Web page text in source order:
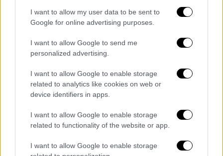
I want to allow my user data to be sent to
Google for online advertising purposes.
I want to allow Google to send me
personalized advertising.
I want to allow Google to enable storage
related to analytics like cookies on web or
device identifiers in apps.
I want to allow Google to enable storage
related to functionality of the website or app.
I want to allow Google to enable storage
Θα υπάρξει δεύτερη ταινία «Superman»;
- Η αινιγματική απάντηση του James
Gunn
Η εκπληκτική πορεία στο box office σε
λίγες ημέρες κυκλοφορίας φουντώνει ήδη
τις φήμες για δεύτερη ταινία